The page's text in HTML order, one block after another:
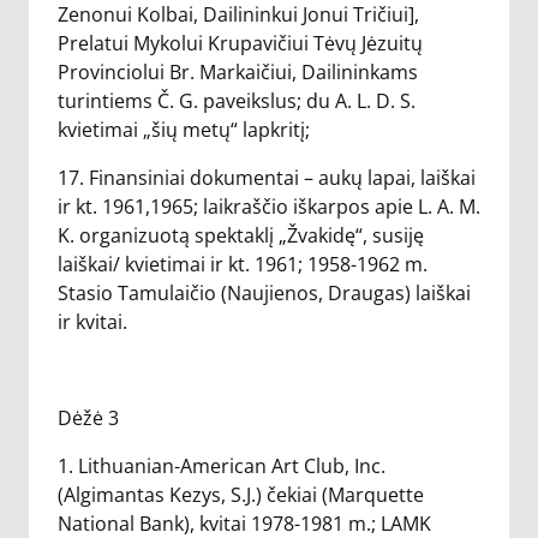
Zenonui Kolbai, Dailininkui Jonui Tričiui],
Prelatui Mykolui Krupavičiui Tėvų Jėzuitų
Provinciolui Br. Markaičiui, Dailininkams
turintiems Č. G. paveikslus; du A. L. D. S.
kvietimai „šių metų“ lapkritį;
17. Finansiniai dokumentai – aukų lapai, laiškai
ir kt. 1961,1965; laikraščio iškarpos apie L. A. M.
K. organizuotą spektaklį „Žvakidę“, susiję
laiškai/ kvietimai ir kt. 1961; 1958-1962 m.
Stasio Tamulaičio (Naujienos, Draugas) laiškai
ir kvitai.
Dėžė 3
1. Lithuanian-American Art Club, Inc.
(Algimantas Kezys, S.J.) čekiai (Marquette
National Bank), kvitai 1978-1981 m.; LAMK